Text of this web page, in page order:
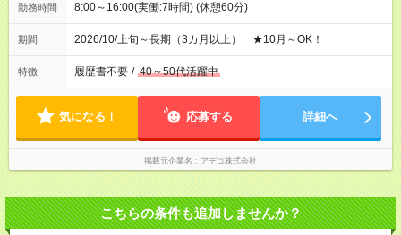
勤務時間 8:00～16:00(実働:7時間) (休憩60分)
期間 2026/10/上旬～長期（3カ月以上） ★10月～OK！
特徴 履歴書不要 / 40～50代活躍中
気になる！ 応募する 詳細へ
掲載元企業名 アデコ株式会社
こちらの条件も追加しませんか？